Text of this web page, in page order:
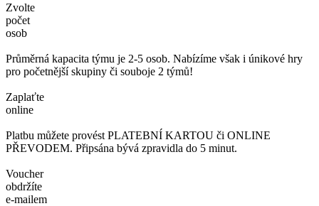
Zvolte
počet
osob
Průměrná kapacita týmu je 2-5 osob. Nabízíme však i únikové hry
pro početnější skupiny či souboje 2 týmů!
Zaplaťte
online
Platbu můžete provést PLATEBNÍ KARTOU či ONLINE
PŘEVODEM. Připsána bývá zpravidla do 5 minut.
Voucher
obdržíte
e-mailem